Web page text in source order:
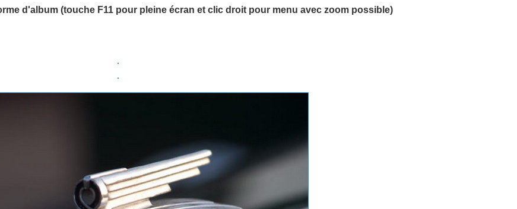
d'album (touche F11 pour pleine écran et clic droit pour menu avec zoom possible)